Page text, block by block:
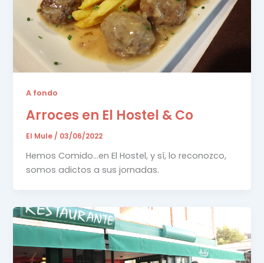
A fondo
Arroces en El Hostel & Co
El Mule / 03/06/2022
Hemos Comido…en El Hostel, y sí, lo reconozco,
somos adictos a sus jornadas.